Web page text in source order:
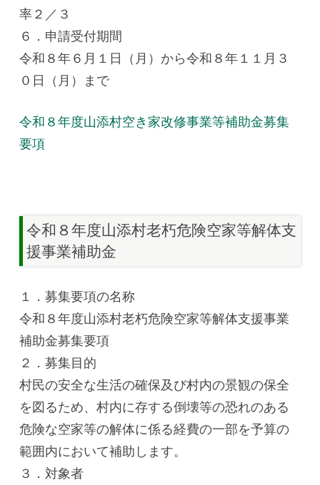
率２／３
６．申請受付期間
令和８年６月１日（月）から令和８年１１月３
０日（月）まで
令和８年度山添村空き家改修事業等補助金募集
要項
令和８年度山添村老朽危険空家等解体支
援事業補助金
１．募集要項の名称
令和８年度山添村老朽危険空家等解体支援事業
補助金募集要項
２．募集目的
村民の安全な生活の確保及び村内の景観の保全
を図るため、村内に存する倒壊等の恐れのある
危険な空家等の解体に係る経費の一部を予算の
範囲内において補助します。
３．対象者